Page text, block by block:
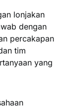
lonjakan
dengan
percakapan
tim
yang